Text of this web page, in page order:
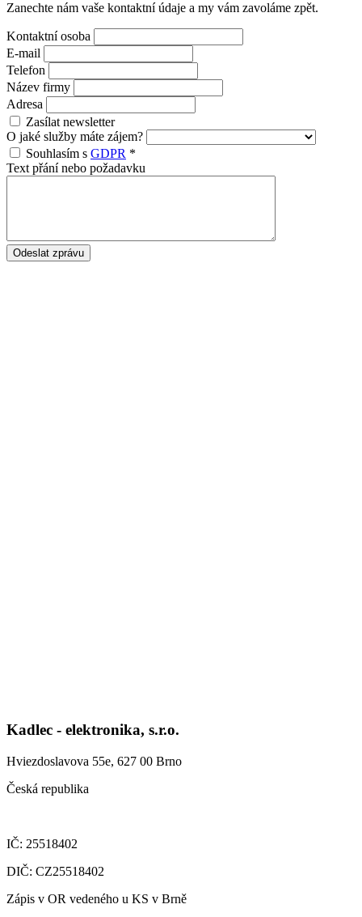
Zanechte nám vaše kontaktní údaje a my vám zavoláme zpět.
Kontaktní osoba
E-mail
Telefon
Název firmy
Adresa
Zasílat newsletter
O jaké služby máte zájem?
Souhlasím s GDPR *
Text přání nebo požadavku
Kadlec - elektronika, s.r.o.
Hviezdoslavova 55e, 627 00 Brno
Česká republika
IČ: 25518402
DIČ: CZ25518402
Zápis v OR vedeného u KS v Brně